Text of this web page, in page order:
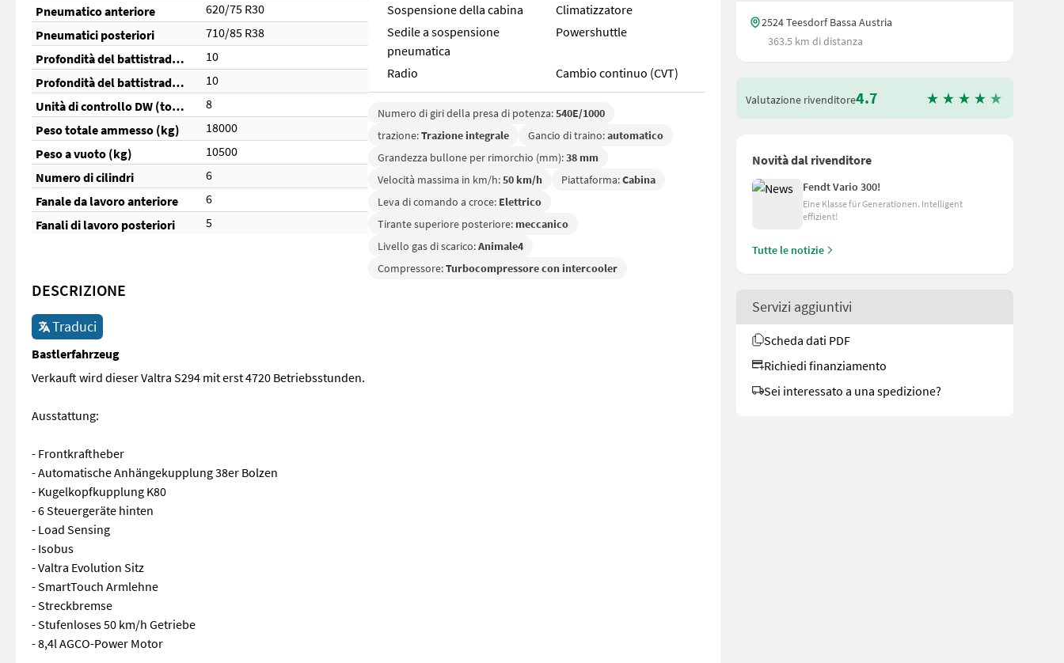
Pneumatico anteriore
620/75 R30
Pneumatici posteriori
710/85 R38
Profondità del battistrada anteriore (%)
10
Profondità del battistrada posteriore (%)
10
Unità di controllo DW (totale)
8
Peso totale ammesso (kg)
18000
Peso a vuoto (kg)
10500
Numero di cilindri
6
Fanale da lavoro anteriore
6
Fanali di lavoro posteriori
5
Sospensione della cabina
Climatizzatore
Sedile a sospensione
pneumatica
Powershuttle
Radio Cambio continuo (CVT)
Numero di giri della presa di potenza:540E/1000
trazione:Trazione integrale Gancio di traino:automatico
Grandezza bullone per rimorchio (mm):38 mm
Velocità massima in km/h:50 km/h Piattaforma:Cabina
Leva di comando a croce: Elettrico
Tirante superiore posteriore: meccanico
Livello gas di scarico:Animale4
Compressore:Turbocompressore con intercooler
DESCRIZIONE
Traduci
Bastlerfahrzeug
Verkauft wird dieser Valtra S294 mit erst 4720 Betriebsstunden.
Ausstattung:
- Frontkraftheber
- Automatische Anhängekupplung 38er Bolzen
- Kugelkopfkupplung K80
- 6 Steuergeräte hinten
- Load Sensing
- Isobus
- Valtra Evolution Sitz
- SmartTouch Armlehne
- Streckbremse
- Stufenloses 50 km/h Getriebe
- 8,4l AGCO-Power Motor
2524 Teesdorf Bassa Austria
363.5 km di distanza
Valutazione rivenditore4.7
Novità dal rivenditore
Fendt Vario 300!
Eine Klasse für Generationen. Intelligent
effizient!
Tutte le notizie
Servizi aggiuntivi
Scheda dati PDF
Richiedi finanziamento
Sei interessato a una spedizione?